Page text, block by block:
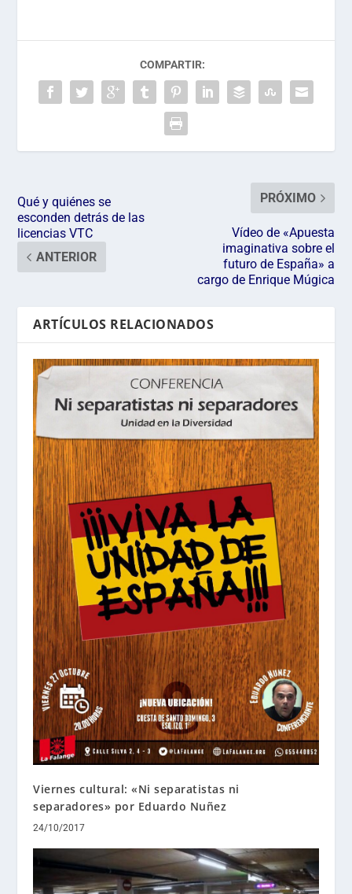
COMPARTIR:
Qué y quiénes se
esconden detrás de las
licencias VTC
ANTERIOR
PRÓXIMO
Vídeo de «Apuesta
imaginativa sobre el
futuro de España» a
cargo de Enrique Múgica
ARTÍCULOS RELACIONADOS
Viernes cultural: «Ni separatistas ni
separadores» por Eduardo Nuñez
24/10/2017